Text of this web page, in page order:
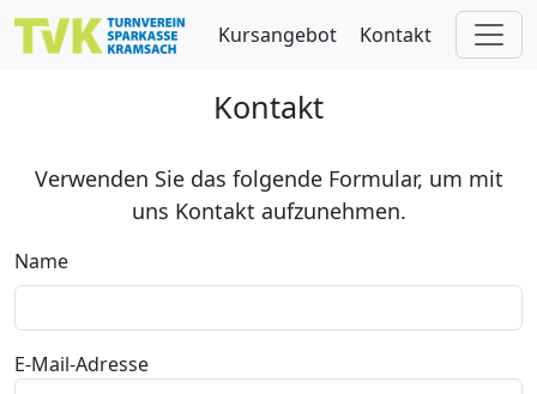
Skip to main content
Kursangebot
Kontakt
Kontakt
Verwenden Sie das folgende Formular, um mit
uns Kontakt aufzunehmen.
Name
E-Mail-Adresse